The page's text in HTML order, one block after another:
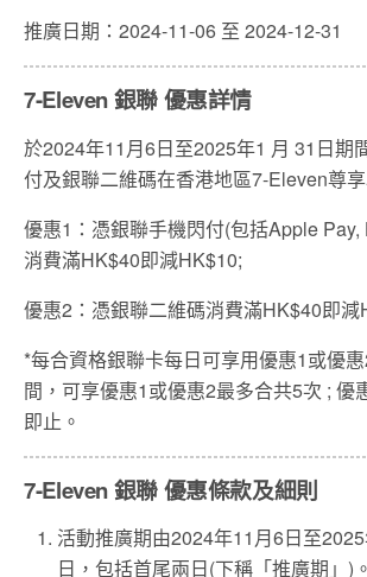
推廣日期：2024-11-06 至 2024-12-31
7-Eleven 銀聯 優惠詳情
於2024年11月6日至2025年1 月 31日期
付及銀聯二維碼在香港地區7-Eleven尊
優惠1：憑銀聯手機閃付(包括Apple
消費滿HK$40即減HK$10;
優惠2：憑銀聯二維碼消費滿HK$40即減
*每合資格銀聯卡每日可享用優惠1或優
間，可享優惠1或優惠2最多合共5次 ; 優
即止。
7-Eleven 銀聯 優惠條款及細則
活動推廣期由2024年11月6日至
日，包括首尾兩日(下稱「推廣期」)